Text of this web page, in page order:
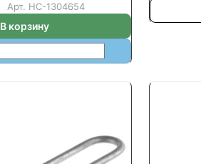
Арт. НС-1304654
В корзину